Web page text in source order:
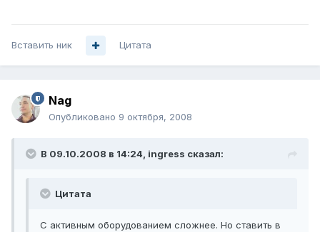
Вставить ник Цитата
Nag
Опубликовано 9 октября, 2008
В 09.10.2008 в 14:24, ingress сказал:
Цитата
С активным оборудованием сложнее. Но ставить в